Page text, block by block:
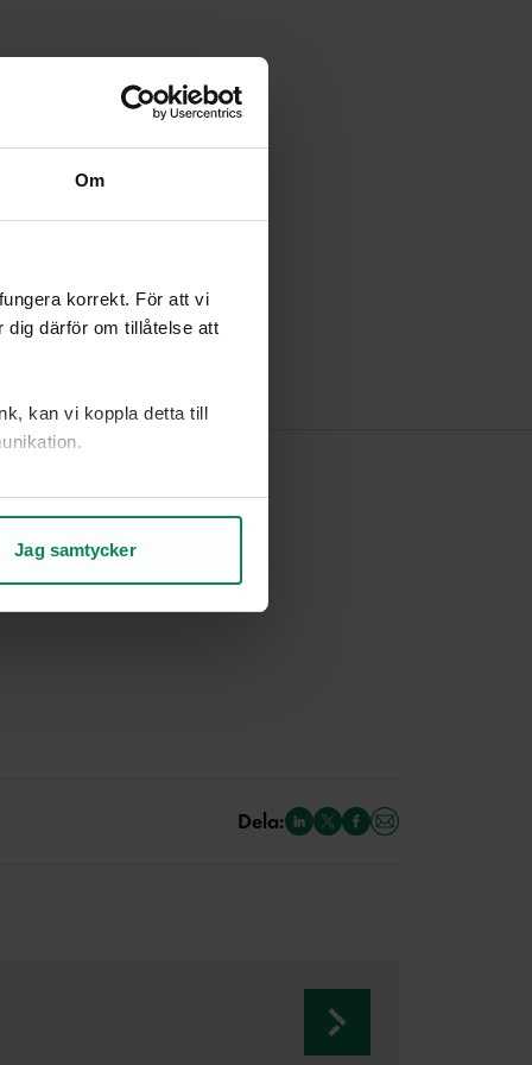
Om
korrekt. För att vi
därför om tillåtelse att
kan vi koppla detta till
vad som kan förbättras.
sida.
Jag samtycker
Dela: